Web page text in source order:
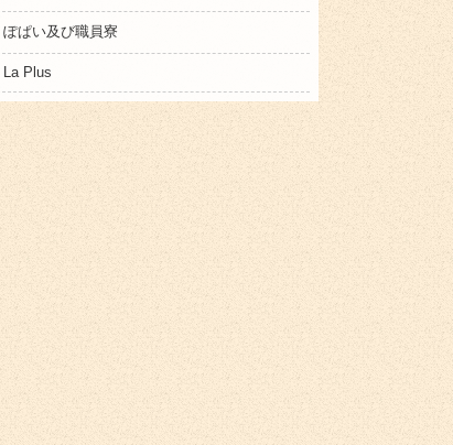
ぽぱい及び職員寮
La Plus